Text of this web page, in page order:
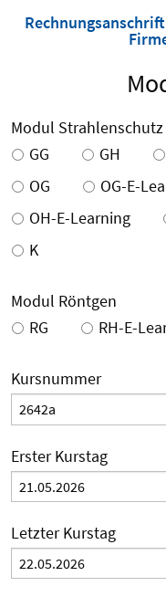
Modul Strahlenschutz
GG
GH
OG
OG-E-
OH-E-Learning
K
Modul Röntgen
RG
RH-E-
Kursnummer
Erster Kurstag
Letzter Kurstag